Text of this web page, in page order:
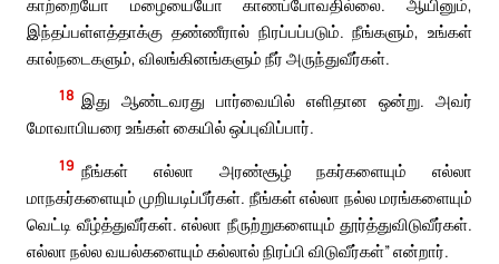
இந்தப்பள்ளத்தாக்கு தண்ணீரால் நிரப்பப்படும். நீங்களும், உங்கள்
கால்நடைகளும், விலங்கினங்களும் நீர் அருந்துவீர்கள்.
18 இது ஆண்டவரது பார்வையில் எளிதான ஒன்று. அவர்
மோவாபியரை உங்கள் கையில் ஒப்புவிப்பார்.
19 நீங்கள் எல்லா அரண்சூழ் நகர்களையும் எல்லா
மாநகர்களையும் முறியடிப்பீர்கள். நீங்கள் எல்லா நல்ல மரங்களையும்
வெட்டி வீழ்த்துவீர்கள். எல்லா நீருற்றுகளையும் தூர்த்துவிடுவீர்கள்.
எல்லா நல்ல வயல்களையும் கல்லால் நிரப்பி விடுவீர்கள்” என்றார்.